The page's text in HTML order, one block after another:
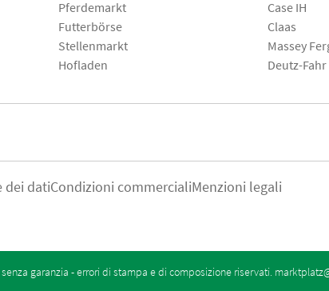
Pferdemarkt
Futterbörse
Stellenmarkt
Hofladen
Case IH
Claas
Massey
Deutz-Fahr
dei datiCondizioni commercialiMenzioni legali
garanzia - errori di stampa e di composizione riservati.